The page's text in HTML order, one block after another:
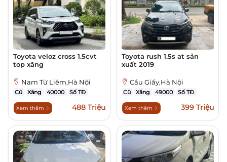
Toyota veloz cross 1.5cvt
top xăng
Nam Từ Liêm,Hà Nội
Cũ Xăng 40000 Số TĐ
Xem thêm 488 Triệu
Toyota rush 1.5s at sản
xuất 2019
Cầu Giấy,Hà Nội
Cũ Xăng 49000 Số TĐ
Xem thêm 399 Triệu